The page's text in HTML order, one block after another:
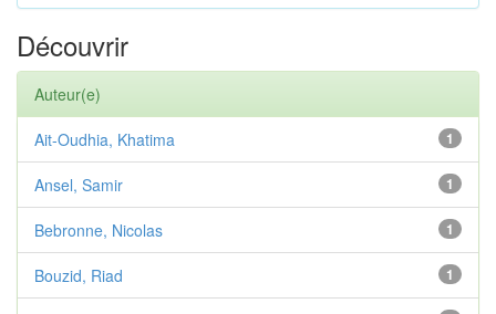
Découvrir
Auteur(e)
1
Ait-Oudhia, Khatima
1
Ansel, Samir
1
Bebronne, Nicolas
1
Bouzid, Riad